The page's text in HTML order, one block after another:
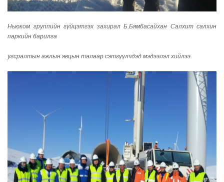
Ньюком группийн гүйцэтгэх захирал Б.Бямбасайхан Салхит салхин
паркийн барилга
угсралтын ажлын явцын талаар сэтгүүлчдэд мэдээлэл хийлээ.